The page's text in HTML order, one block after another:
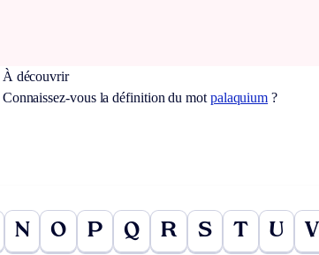
À découvrir
Connaissez-vous la définition du mot palaquium ?
N O P Q R S T U V